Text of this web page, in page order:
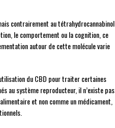
contrairement au tétrahydrocannabinol
le comportement ou la cognition, ce
autour de cette molécule varie
du CBD pour traiter certaines
au système reproducteur, il n’existe pas
et non comme un médicament,